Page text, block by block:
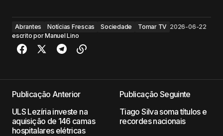
Abrantes Notícias Frescas Sociedade Tomar TV 2026-06-22
escrito porManuel Lino
Publicação Anterior
ULS Lezíria investe na
aquisição de 146 camas
hospitalares elétricas
Publicação Seguinte
Tiago Silva soma títulos e
recordes nacionais